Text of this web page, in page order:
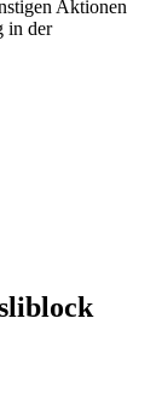
Aktionen
in der